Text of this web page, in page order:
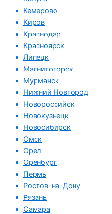
Кемерово
Киров
Краснодар
Красноярск
Липецк
Магнитогорск
Мурманск
Нижний Новгород
Новороссийск
Новокузнецк
Новосибирск
Омск
Орел
Оренбург
Пермь
Ростов-на-Дону
Рязань
Самара